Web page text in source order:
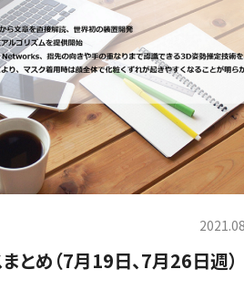
とめ（7月19日、7月26日週）